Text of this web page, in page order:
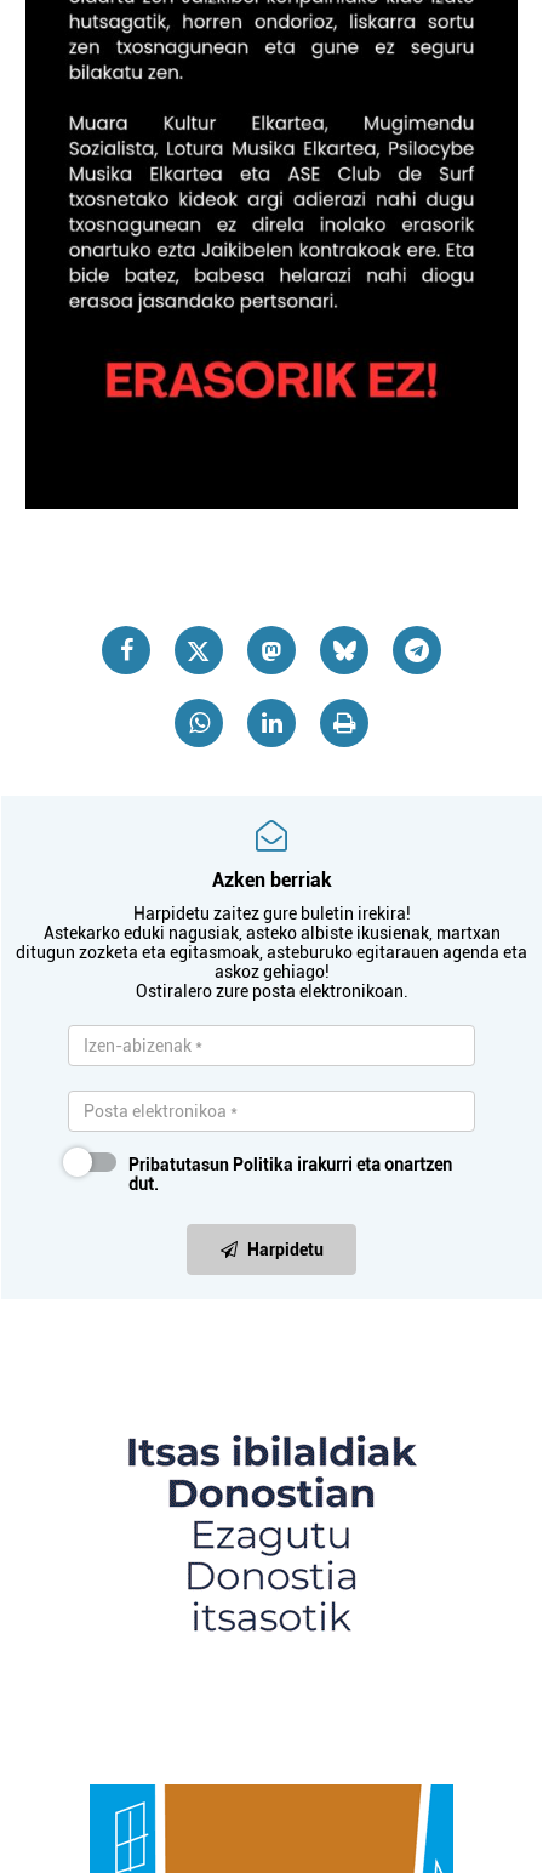
Azken berriak
Harpidetu zaitez gure buletin irekira!
Astekarko eduki nagusiak, asteko albiste ikusienak, martxan
ditugun zozketa eta egitasmoak, asteburuko egitarauen agenda eta
askoz gehiago!
Ostiralero zure posta elektronikoan.
Pribatutasun Politika irakurri eta onartzen
dut.
Harpidetu